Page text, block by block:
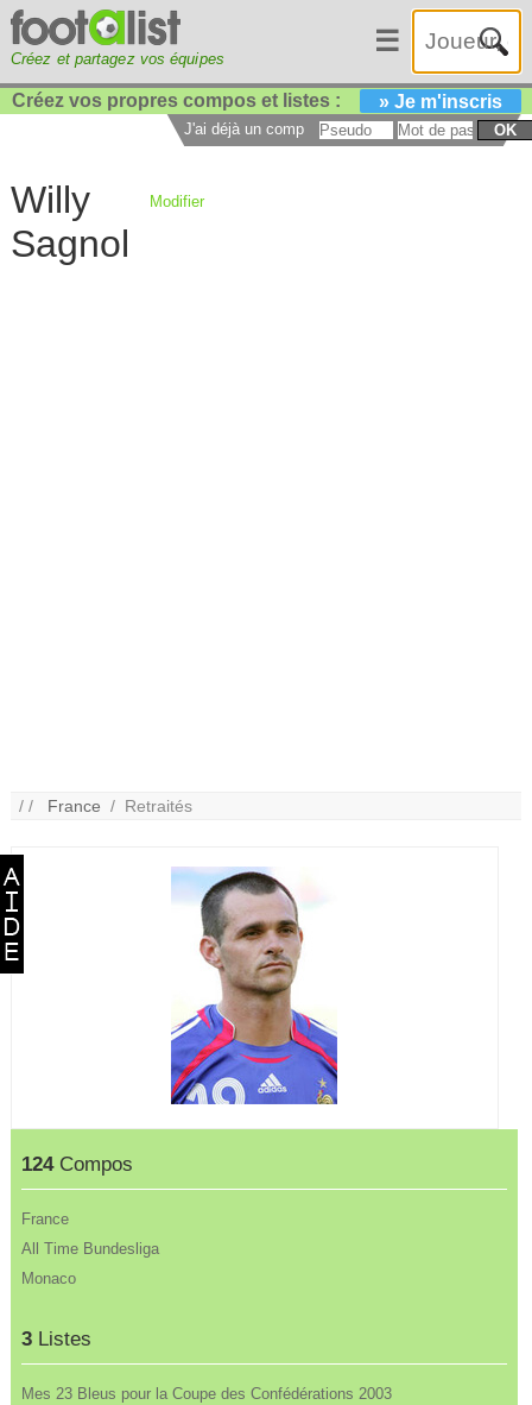
Créez et partagez vos équipes
☰
Créez vos propres compos et listes : » Je m'inscris
J'ai déjà un compte : OK
Willy
Sagnol
Modifier
/ / France / Retraités
124Compos
France
All Time Bundesliga
Monaco
3 Listes
Mes 23 Bleus pour la Coupe des Confédérations 2003